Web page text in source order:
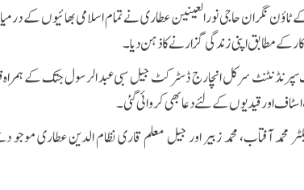
نگران حاجی نورالعینین عطاری نے تمام اسلامی بھائیوں کے
کے مطابق اپنی زندگی گزارنے کا ذہن دیا۔
سرکل انچارج ڈسٹرکٹ جیل سبی عبد الرسول جتک کے ہمراہ
اور قیدیوں کے لئے دعا بھی کروائی گئی۔
محمد آفتاب، محمد زبیر اور جیل معلم قاری نظام الدین عطاری موجو